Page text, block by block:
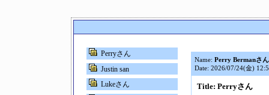
Perryさん
Justin san
Lukeさん
Name: Perry Bermanさん
Date: 2026/07/24(金)
Title: Perryさん